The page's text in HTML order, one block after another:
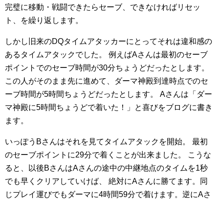
完璧に移動・戦闘できたらセーブ、できなければリセッ
ト、を繰り返します。
しかし旧来のDQタイムアタッカーにとってそれは違和感の
あるタイムアタックでした。
例えばAさんは最初のセーブ
ポイントでのセーブ時間が30分ちょうどだったとします。
この人がそのまま先に進めて、ダーマ神殿到達時点でのセ
ーブ時間が5時間ちょうどだったとします。
Aさんは「ダー
マ神殿に5時間ちょうどで着いた！」と喜びをブログに書き
ます。
いっぽうBさんはそれを見てタイムアタックを開始。
最初
のセーブポイントに29分で着くことが出来ました。
こうな
ると、以後BさんはAさんの途中の中継地点のタイムを1秒
でも早くクリアしていけば、
絶対にAさんに勝てます。同
じプレイ運びでもダーマに4時間59分で着けます。逆にAさ